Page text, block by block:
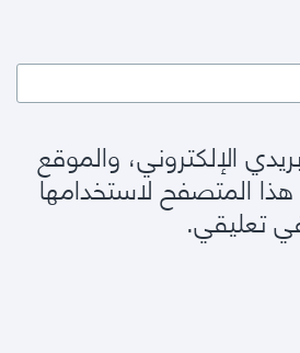
الإلكتروني، والموقع
المتصفح لاستخدامها
تعليقي.